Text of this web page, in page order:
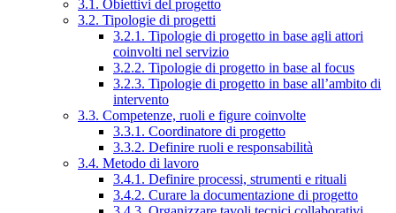
3.1. Obiettivi del progetto
3.2. Tipologie di progetti
3.2.1. Tipologie di progetto in base agli attori
coinvolti nel servizio
3.2.2. Tipologie di progetto in base al focus
3.2.3. Tipologie di progetto in base all’ambito di
intervento
3.3. Competenze, ruoli e figure coinvolte
3.3.1. Coordinatore di progetto
3.3.2. Definire ruoli e responsabilità
3.4. Metodo di lavoro
3.4.1. Definire processi, strumenti e rituali
3.4.2. Curare la documentazione di progetto